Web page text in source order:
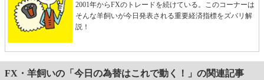
2001年からFXのトレードを続けている。このコーナーは
そんな羊飼いが今日発表される重要経済指標をズバリ解
説！
FX・羊飼いの「今日の為替はこれで動く！」の関連記事